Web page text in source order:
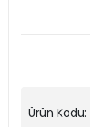
Ürün Kodu: